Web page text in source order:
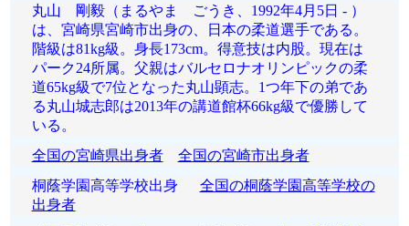
丸山 剛毅（まるやま ごうき、1992年4月5日 - ）
は、宮崎県宮崎市出身の、日本の柔道選手である。
階級は81kg級。身長173cm。得意技は内股。現在は
パーク24所属。父親はバルセロナオリンピックの柔
道65kg級で7位となった丸山顕志。1つ年下の弟であ
る丸山城志郎は2013年の講道館杯66kg級で優勝して
いる。
全国の宮崎県出身者
全国の宮崎市出身者
桐蔭学園高等学校出身 全国の桐蔭学園高等学校の
出身者